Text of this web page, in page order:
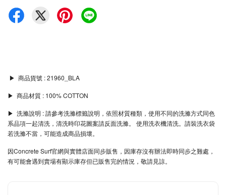
▶︎ 商品貨號 : 21960_BLA
▶︎ 商品材質 : 100% COTTON
▶︎ 洗滌說明 : 請參考洗滌標籤說明，依照材質種類，使用不同的洗滌方式同色
系品項一起清洗，清洗時印花圖案請反面洗滌。 使用洗衣機清洗。請裝洗衣袋
若洗滌不當，可能造成商品損壞。
因Concrete Surf官網與實體店面同步販售，因庫存沒有辦法即時同步之難處，
有可能會遇到賣場有顯示庫存但已販售完的情況，敬請見諒。